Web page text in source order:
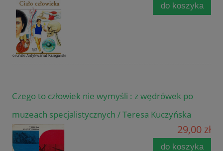
do koszyka
Czego to człowiek nie wymyśli : z wędrówek po
muzeach specjalistycznych / Teresa Kuczyńska
29,00 zł
do koszyka